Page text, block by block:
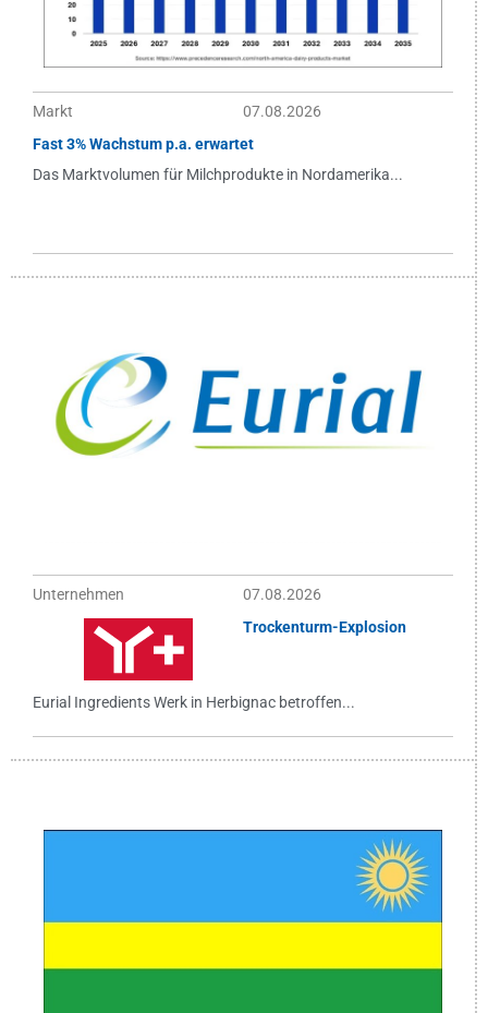
Markt
07.08.2026
Fast 3% Wachstum p.a. erwartet
Das Marktvolumen für Milchprodukte in Nordamerika...
Unternehmen
07.08.2026
Trockenturm-Explosion
Eurial Ingredients Werk in Herbignac betroffen...